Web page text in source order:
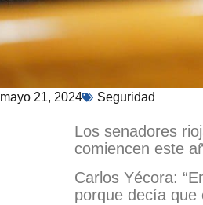
mayo 21, 2024 Seguridad
Los senadores
comiencen este
Carlos Yécora:
porque decía que